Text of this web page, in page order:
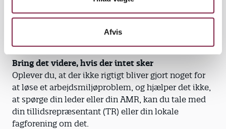
Afvis
Jeres leder og/eller arbejdsmiljørepræsentanten bør
også informere om arbejdsmiljøarbejdet – fx på
Bring det videre, hvis der intet sker
Oplever du, at der ikke rigtigt bliver gjort noget for
at løse et arbejdsmiljøproblem, og hjælper det ikke,
at spørge din leder eller din AMR, kan du tale med
din tillidsrepræsentant (TR) eller din lokale
fagforening om det.